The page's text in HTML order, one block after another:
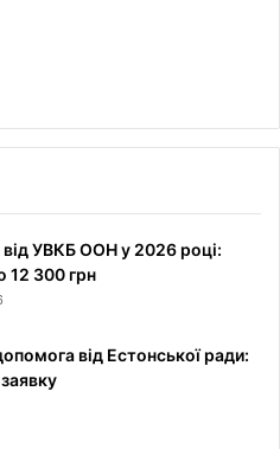
УВКБ ООН у 2026 році:
12 300 грн
від Естонської ради: